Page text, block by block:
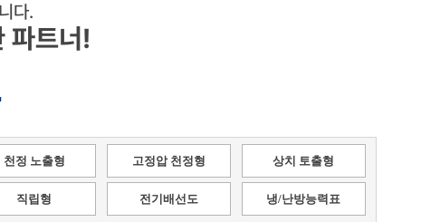
다.
파트너!
천정 노출형 고정압 천정형 상치 토출형
직립형 전기배선도 냉/난방능력표